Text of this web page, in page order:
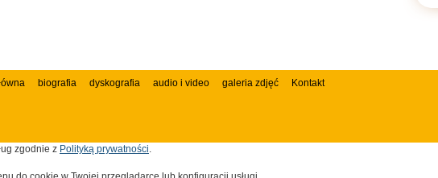
biografia dyskografia audio i video galeria zdjęć Kontakt
zgodnie z Polityką prywatności.